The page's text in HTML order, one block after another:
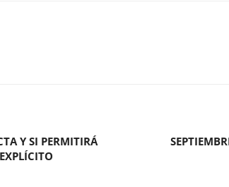
Y SI PERMITIRÁ